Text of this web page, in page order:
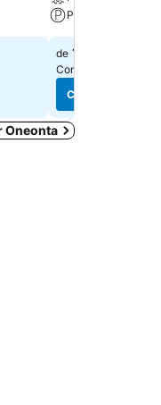
Parking
de 151 $
Consulter les prix de
Consulter les prix
Oneonta